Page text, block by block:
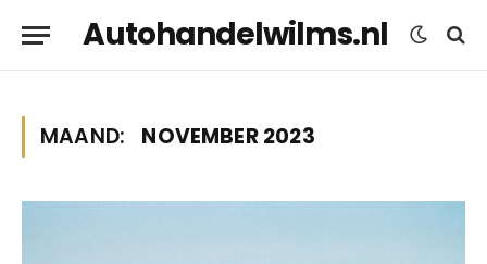
Autohandelwilms.nl
MAAND: NOVEMBER 2023